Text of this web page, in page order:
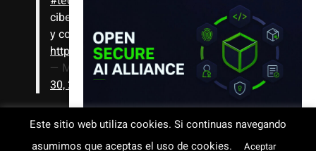
NVIDIA y otras 36 organizaciones
crean una alianza para impulsar la
cibernética y más!! Sólo tienes que registrarte
y comenzar a navegar
https://t.co/1KjkllJEit
— Masterhacks (@Masterhacks_net)August
30, 2020
Todos los derechos reservados © 2008-2026 - www.masterhacks.net
Este sitio web utiliza cookies. Si continuas navegando
asumimos que aceptas el uso de cookies.
Aceptar